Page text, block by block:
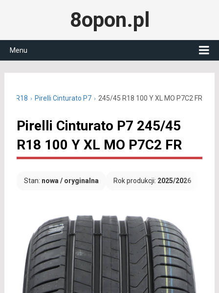
8opon.pl
Menu
45 R18 Pirelli Cinturato P7 245/45 R18 100 Y XL MO P7C2 FR
Pirelli Cinturato P7 245/45
R18 100 Y XL MO P7C2 FR
Stan: nowa / oryginalna Rok produkcji: 2025/2026